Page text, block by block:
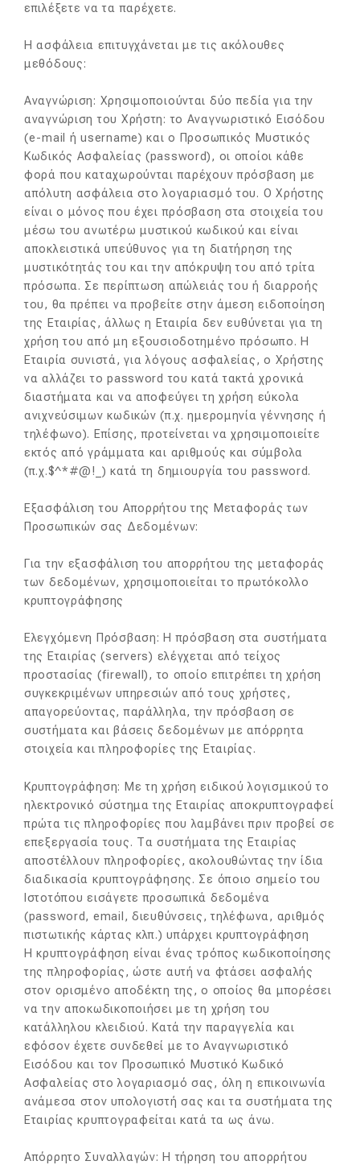
επιλέξετε να τα παρέχετε.
Η ασφάλεια επιτυγχάνεται με τις ακόλουθες
μεθόδους:
Αναγνώριση: Χρησιμοποιούνται δύο πεδία για την
αναγνώριση του Χρήστη: το Αναγνωριστικό Εισόδου
(e-mail ή username) και ο Προσωπικός Μυστικός
Κωδικός Ασφαλείας (password), οι οποίοι κάθε
φορά που καταχωρούνται παρέχουν πρόσβαση με
απόλυτη ασφάλεια στο λογαριασμό του. Ο Χρήστης
είναι ο μόνος που έχει πρόσβαση στα στοιχεία του
μέσω του ανωτέρω μυστικού κωδικού και είναι
αποκλειστικά υπεύθυνος για τη διατήρηση της
μυστικότητάς του και την απόκρυψη του από τρίτα
πρόσωπα. Σε περίπτωση απώλειάς του ή διαρροής
του, θα πρέπει να προβείτε στην άμεση ειδοποίηση
της Εταιρίας, άλλως η Εταιρία δεν ευθύνεται για τη
χρήση του από μη εξουσιοδοτημένο πρόσωπο. Η
Εταιρία συνιστά, για λόγους ασφαλείας, ο Χρήστης
να αλλάζει το password του κατά τακτά χρονικά
διαστήματα και να αποφεύγει τη χρήση εύκολα
ανιχνεύσιμων κωδικών (π.χ. ημερομηνία γέννησης ή
τηλέφωνο). Επίσης, προτείνεται να χρησιμοποιείτε
εκτός από γράμματα και αριθμούς και σύμβολα
(π.χ.$^*#@!_) κατά τη δημιουργία του password.
Εξασφάλιση του Απορρήτου της Μεταφοράς των
Προσωπικών σας Δεδομένων:
Για την εξασφάλιση του απορρήτου της μεταφοράς
των δεδομένων, χρησιμοποιείται το πρωτόκολλο
κρυπτογράφησης
Ελεγχόμενη Πρόσβαση: Η πρόσβαση στα συστήματα
της Εταιρίας (servers) ελέγχεται από τείχος
προστασίας (firewall), το οποίο επιτρέπει τη χρήση
συγκεκριμένων υπηρεσιών από τους χρήστες,
απαγορεύοντας, παράλληλα, την πρόσβαση σε
συστήματα και βάσεις δεδομένων με απόρρητα
στοιχεία και πληροφορίες της Εταιρίας.
Κρυπτογράφηση: Με τη χρήση ειδικού λογισμικού το
ηλεκτρονικό σύστημα της Εταιρίας αποκρυπτογραφεί
πρώτα τις πληροφορίες που λαμβάνει πριν προβεί σε
επεξεργασία τους. Τα συστήματα της Εταιρίας
αποστέλλουν πληροφορίες, ακολουθώντας την ίδια
διαδικασία κρυπτογράφησης. Σε όποιο σημείο του
Ιστοτόπου εισάγετε προσωπικά δεδομένα
(password, email, διευθύνσεις, τηλέφωνα, αριθμός
πιστωτικής κάρτας κλπ.) υπάρχει κρυπτογράφηση
Η κρυπτογράφηση είναι ένας τρόπος κωδικοποίησης
της πληροφορίας, ώστε αυτή να φτάσει ασφαλής
στον ορισμένο αποδέκτη της, ο οποίος θα μπορέσει
να την αποκωδικοποιήσει με τη χρήση του
κατάλληλου κλειδιού. Κατά την παραγγελία και
εφόσον έχετε συνδεθεί με το Αναγνωριστικό
Εισόδου και τον Προσωπικό Μυστικό Κωδικό
Ασφαλείας στο λογαριασμό σας, όλη η επικοινωνία
ανάμεσα στον υπολογιστή σας και τα συστήματα της
Εταιρίας κρυπτογραφείται κατά τα ως άνω.
Απόρρητο Συναλλαγών: Η τήρηση του απορρήτου